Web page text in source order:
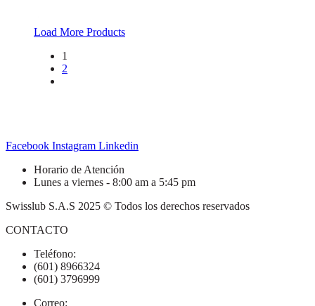
Load More Products
1
2
Facebook Instagram Linkedin
Horario de Atención
Lunes a viernes - 8:00 am a 5:45 pm
Swisslub S.A.S 2025 © Todos los derechos reservados
CONTACTO
Teléfono:
(601) 8966324
(601) 3796999
Correo: